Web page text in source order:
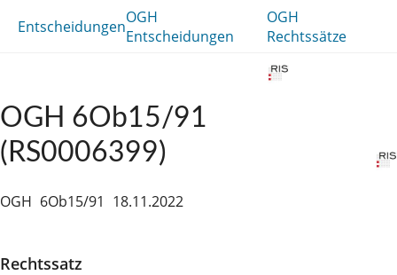
EntscheidungenOGH
Entscheidungen
OGH
Rechtssätze
OGH 6Ob15/91
(RS0006399)
OGH 6Ob15/91 18.11.2022
Rechtssatz